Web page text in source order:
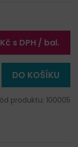
s DPH / bal.
DO KOŠÍKU
produktu: 100005